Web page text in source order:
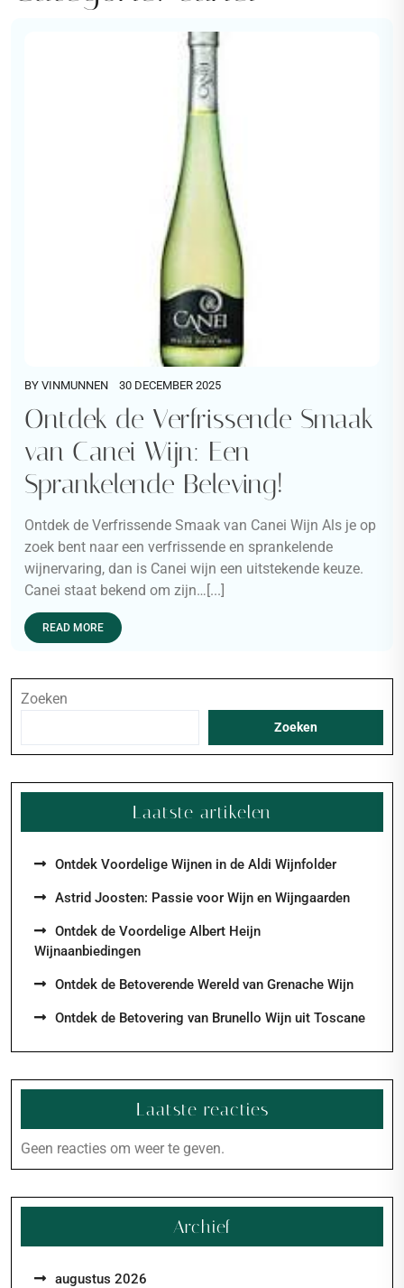
BY VINMUNNEN 30 DECEMBER 2025
Ontdek de Verfrissende Smaak
van Canei Wijn: Een
Sprankelende Beleving!
Ontdek de Verfrissende Smaak van Canei Wijn Als je op
zoek bent naar een verfrissende en sprankelende
wijnervaring, dan is Canei wijn een uitstekende keuze.
Canei staat bekend om zijn…[...]
READ MORE
Zoeken
Zoeken
Laatste artikelen
Ontdek Voordelige Wijnen in de Aldi Wijnfolder
Astrid Joosten: Passie voor Wijn en Wijngaarden
Ontdek de Voordelige Albert Heijn
Wijnaanbiedingen
Ontdek de Betoverende Wereld van Grenache Wijn
Ontdek de Betovering van Brunello Wijn uit Toscane
Laatste reacties
Geen reacties om weer te geven.
Archief
augustus 2026